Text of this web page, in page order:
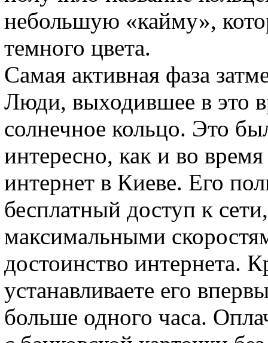
небольшую «кайму»,
темного цвета.
Самая активная фаза
Люди, выходившее в это
солнечное кольцо. Это
интересно, как и во
интернет в Киеве. Его
бесплатный доступ к
максимальными
достоинство интернета.
устанавливаете его
больше одного часа.